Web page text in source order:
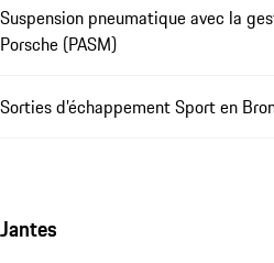
Suspension pneumatique avec la
Porsche (PASM)
Sorties d’échappement Sport en
Jantes